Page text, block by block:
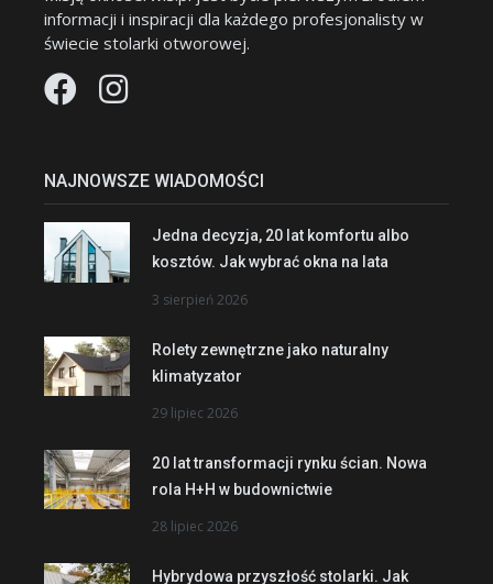
informacji i inspiracji dla każdego profesjonalisty w
świecie stolarki otworowej.
NAJNOWSZE WIADOMOŚCI
Jedna decyzja, 20 lat komfortu albo
kosztów. Jak wybrać okna na lata
3 sierpień 2026
Rolety zewnętrzne jako naturalny
klimatyzator
29 lipiec 2026
20 lat transformacji rynku ścian. Nowa
rola H+H w budownictwie
28 lipiec 2026
Hybrydowa przyszłość stolarki. Jak